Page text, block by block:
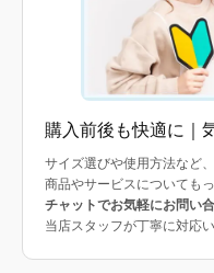
購入前後も快適に｜
サイズ選びや使用方法など
商品やサービスについても
チャットでお気軽にお問い
当店スタッフが丁寧に対応い